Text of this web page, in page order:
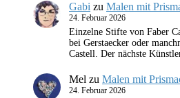
Gabi zu Malen mit
24. Februar 2026
Einzelne Stifte von Faber
bei Gerstaecker oder
Castell. Der nächste
Mel zu Malen mit
24. Februar 2026